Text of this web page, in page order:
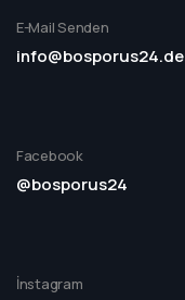
E-Mail Senden
info@bosporus24.de
Facebook
@bosporus24
İnstagram